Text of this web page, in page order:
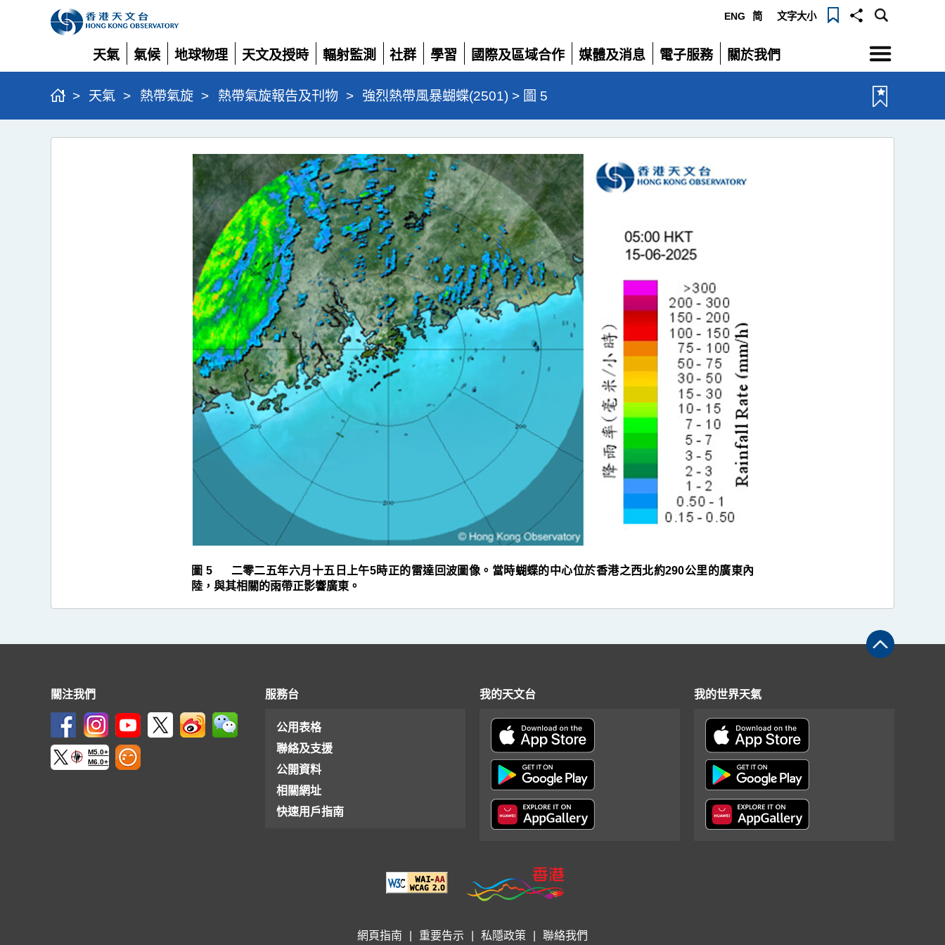
ENG 简 文字大小
天氣
展
開
氣候
展
開
地球物理
展
開
天文及授時
展
開
輻射監測
展
開
社群
展
開
學習
展
開
國際及區域合作
展
開
媒體及消息
展
電子服務
展
關於我們
展
選
單
> 天氣 > 熱帶氣旋 > 熱帶氣旋報告及刊物 > 強烈熱帶風暴蝴蝶(2501) > 圖 5
強
圖 5 二零二五年六月十五日上午5時正的雷達回波圖像。當時蝴蝶的中心位於香港之西北約290公里的廣東內
陸，與其相關的雨帶正影響廣東。
關注我們
M5.0+
M6.0+
服務台
公用表格
聯絡及支援
公開資料
相關網址
快速用戶指南
我的天文台 我的世界天氣
網頁指南 重要告示 私隱政策 聯絡我們